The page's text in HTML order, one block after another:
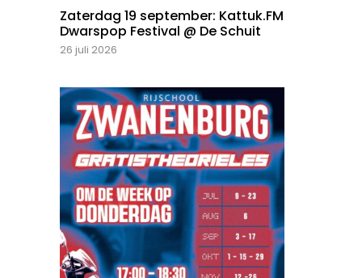
Zaterdag 19 september: Kattuk.FM
Dwarspop Festival @ De Schuit
26 juli 2026